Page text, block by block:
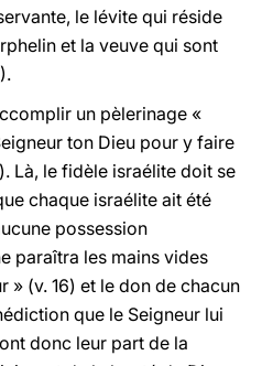
le lévite qui réside
et la veuve qui sont
un pèlerinage «
ton Dieu pour y faire
Là, le fidèle israélite doit se
chaque israélite ait été
possession
paraîtra les mains vides
» (v. 16) et le don de chacun
que le Seigneur lui
donc leur part de la